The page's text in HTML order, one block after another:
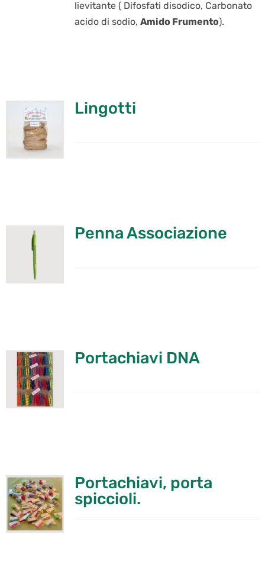
lievitante ( Difosfati disodico, Carbonato
acido di sodio, Amido Frumento).
Lingotti
Penna Associazione
Portachiavi DNA
Portachiavi, porta
spiccioli.